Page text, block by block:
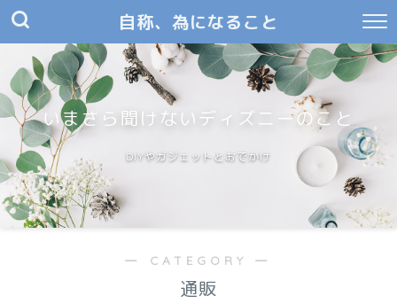
自称、為になること
いまさら聞けないディズニーのこと
DIYやガジェットとおでかけ
― CATEGORY ―
通販